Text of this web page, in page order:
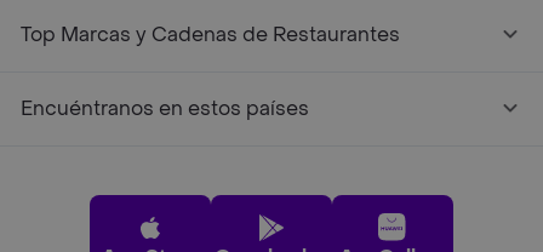
Top Marcas y Cadenas de Restaurantes
Encuéntranos en estos países